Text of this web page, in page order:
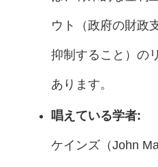
ウト（政府の財政
抑制すること）の
あります。
唱えている学者:
ケインズ（John